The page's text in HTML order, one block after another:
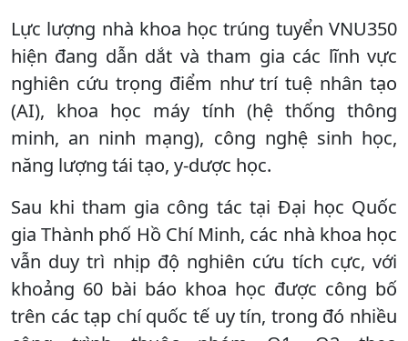
Lực lượng nhà khoa học trúng tuyển VNU350
hiện đang dẫn dắt và tham gia các lĩnh vực
nghiên cứu trọng điểm như trí tuệ nhân tạo
(AI), khoa học máy tính (hệ thống thông
minh, an ninh mạng), công nghệ sinh học,
năng lượng tái tạo, y-dược học.
Sau khi tham gia công tác tại Đại học Quốc
gia Thành phố Hồ Chí Minh, các nhà khoa học
vẫn duy trì nhịp độ nghiên cứu tích cực, với
khoảng 60 bài báo khoa học được công bố
trên các tạp chí quốc tế uy tín, trong đó nhiều